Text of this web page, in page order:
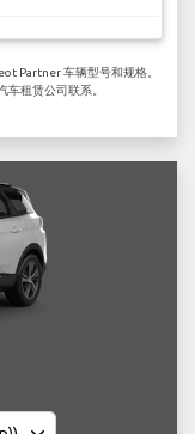
Partner 车辆型号和规格。
租赁公司联系。